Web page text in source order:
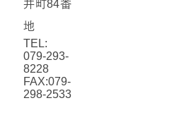
井町84番
地
TEL:
079-293-
8228
FAX:079-
298-2533